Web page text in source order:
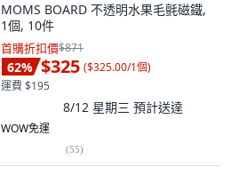
MOMS BOARD 不透明水果毛氈磁鐵,
1個, 10件
首購折扣價$871
62% $325 ($325.00/1個)
運費 $195
8/12 星期三 預計送達
WOW免運
(55)